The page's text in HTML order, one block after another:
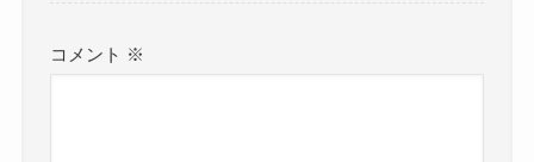
コメント ※